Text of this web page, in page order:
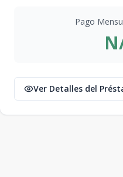
Pago
Ver Detalles del